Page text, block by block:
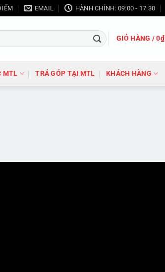
EMAIL HÀNH CHÍNH: 09:00 - 17:30
GIỎ HÀNG /0₫
MTL TRẢ GÓP TẠI MTL KHÁCH HÀNG